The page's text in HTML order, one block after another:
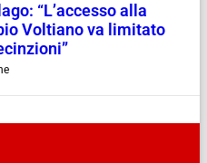
“L’accesso alla
Voltiano va limitato